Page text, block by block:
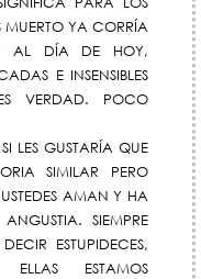
YA CORRÍA
AL DÍA DE HOY,
E INSENSIBLES
VERDAD. POCO
LES GUSTARÍA QUE
SIMILAR PERO
AMAN Y HA
SIEMPRE
ESTUPIDECES,
ESTAMOS